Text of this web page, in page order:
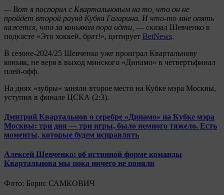
— Вот я поспорил с Квартальновым на то, что он не
пройдет второй раунд Кубка Гагарина. И что-то мне опять
кажется, что за коньяком пора идти, — сказал Шевченко в
подкасте «Это хоккей, брат!», цитирует BetNews.
В сезоне-2024/25 Шевченко уже проиграл Квартальнову
коньяк, не веря в выход минского «Динамо» в четвертьфинал
плей‑офф.
На днях «зубры» заняли второе место на Кубке мэра Москвы,
уступив в финале ЦСКА (2:3).
Дмитрий Квартальнов о серебре «Динамо» на Кубке мэра
Москвы: три дня — три игры, было немного тяжело. Есть
моменты, которые будем исправлять
Алексей Шевченко: об истинной форме команды
Квартальнова мы пока ничего не поняли
Фото: Борис САМКОВИЧ